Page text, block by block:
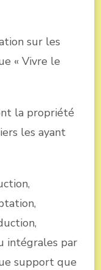
sur les
« Vivre le
la propriété
les ayant
intégrales par
support que